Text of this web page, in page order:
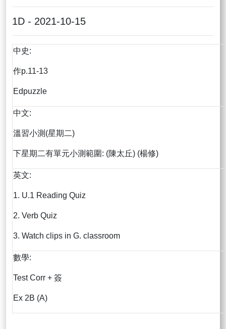
1D - 2021-10-15
中史:
作p.11-13
Edpuzzle
中文:
溫習小測(星期二)
下星期二有單元小測範圍: (陳太丘) (楊修)
英文:
1. U.1 Reading Quiz
2. Verb Quiz
3. Watch clips in G. classroom
數學:
Test Corr + 簽
Ex 2B (A)